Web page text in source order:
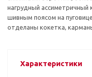
нагрудный ассиметричный
шивным поясом на
отделаны кокетка,
Характеристики